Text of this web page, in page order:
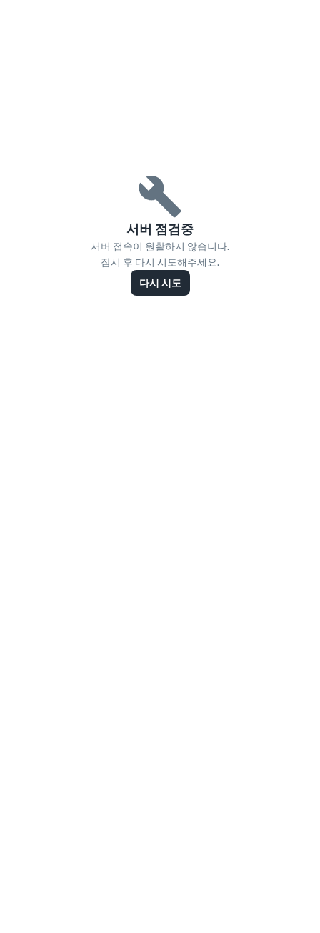
서버 점검중
서버 접속이 원활하지 않습니다.
잠시 후 다시 시도해주세요.
다시 시도